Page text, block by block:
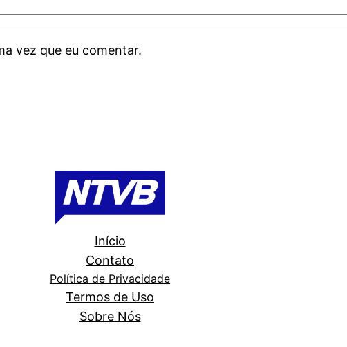
vez que eu comentar.
Início
Contato
Política de Privacidade
Termos de Uso
Sobre Nós